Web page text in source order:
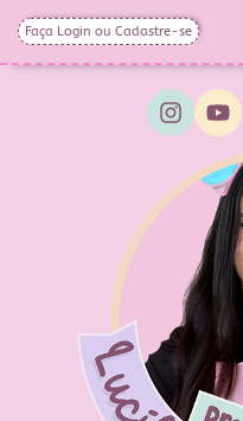
Faça Login ou Cadastre-se